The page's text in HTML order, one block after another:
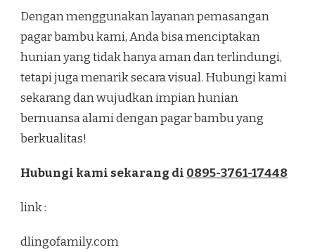
Dengan menggunakan layanan pemasangan
pagar bambu kami, Anda bisa menciptakan
hunian yang tidak hanya aman dan terlindungi,
tetapi juga menarik secara visual. Hubungi kami
sekarang dan wujudkan impian hunian
bernuansa alami dengan pagar bambu yang
berkualitas!
Hubungi kami sekarang di 0895-3761-17448
link :
dlingofamily.com